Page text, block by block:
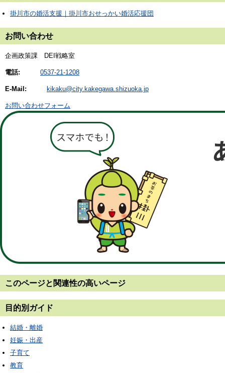
掛川市の婚活支援｜掛川市おせっかい婚活応援団
お問い合わせ
企画政策課 DEI戦略室
電話: 0537-21-1208
E-Mail: kikaku@city.kakegawa.shizuoka.jp
お問い合わせフォーム
このページと 関連性の高いページ
目的別ガイド
結婚・離婚
妊娠・出産
子育て
教育